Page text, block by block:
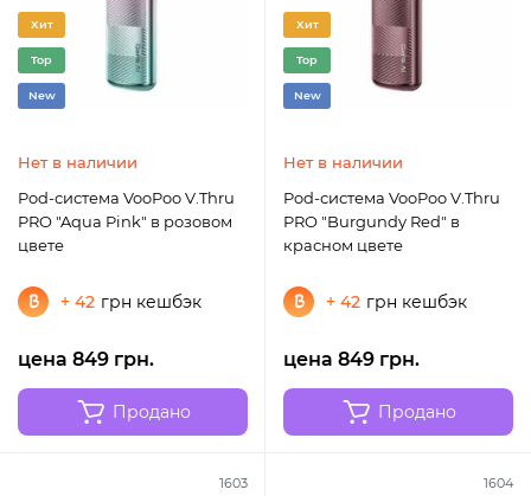
Хит
Top
New
Нет в наличии
Pod-система VooPoo V.Thru
PRO "Aqua Pink" в розовом
цвете
+ 42 грн кешбэк
цена 849 грн.
Продано
Хит
Top
New
Нет в наличии
Pod-система VooPoo V.Thru
PRO "Burgundy Red" в
красном цвете
+ 42 грн кешбэк
цена 849 грн.
Продано
1603 1604